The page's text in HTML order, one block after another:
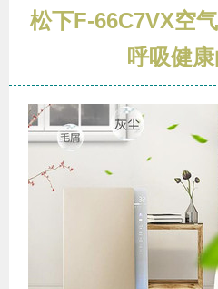
松下F-66C7VX空
呼吸健